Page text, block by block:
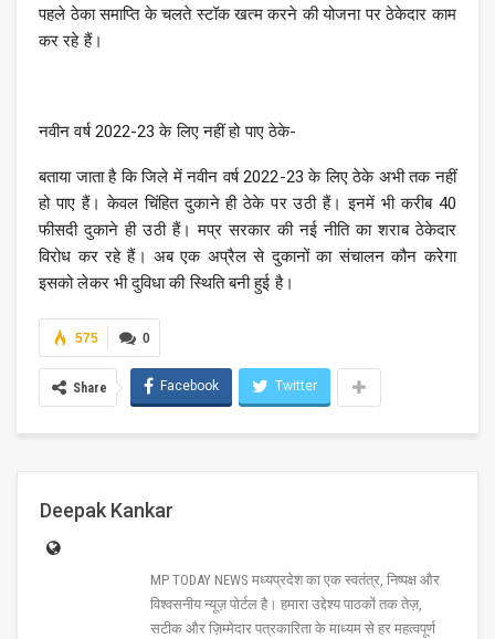
पहले ठेका समाप्ति के चलते स्टॉक खत्म करने की योजना पर ठेकेदार काम
कर रहे हैं।
नवीन वर्ष 2022-23 के लिए नहीं हो पाए ठेके-
बताया जाता है कि जिले में नवीन वर्ष 2022-23 के लिए ठेके अभी तक नहीं
हो पाए हैं। केवल चिंहित दुकाने ही ठेके पर उठी हैं। इनमें भी करीब 40
फीसदी दुकाने ही उठी हैं। मप्र सरकार की नई नीति का शराब ठेकेदार
विरोध कर रहे हैं। अब एक अप्रैल से दुकानों का संचालन कौन करेगा
इसको लेकर भी दुविधा की स्थिति बनी हुई है।
0
575
Share Facebook Twitter
Deepak Kankar
MP TODAY NEWS मध्यप्रदेश का एक स्वतंत्र, निष्पक्ष और
विश्वसनीय न्यूज़ पोर्टल है। हमारा उद्देश्य पाठकों तक तेज़,
सटीक और ज़िम्मेदार पत्रकारिता के माध्यम से हर महत्वपूर्ण